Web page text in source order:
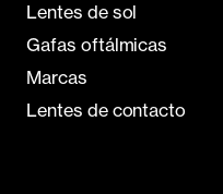
Lentes de sol
Gafas oftálmicas
Marcas
Lentes de contacto